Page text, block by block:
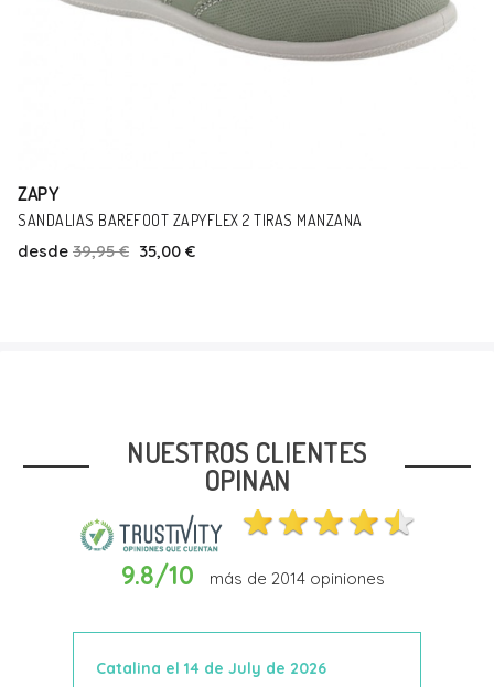
ZAPY
ZAPATOS DEPORTIVOS BAREFOOT ZAPYFLEX METZ FACE
desde 44,95 €
NUESTROS CLIENTES
OPINAN
9.8/10 más de 2014opiniones
Catalina el 14 de July de 2026